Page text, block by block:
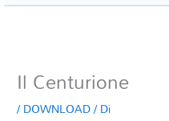
Il Centurione
/DOWNLOAD/ Di